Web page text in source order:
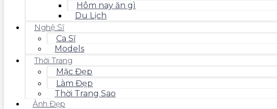
Hôm nay ăn gì
Du Lịch
Nghệ Sĩ
Ca Sĩ
Models
Thời Trang
Mặc Đẹp
Làm Đẹp
Thời Trang Sao
Ảnh Đẹp